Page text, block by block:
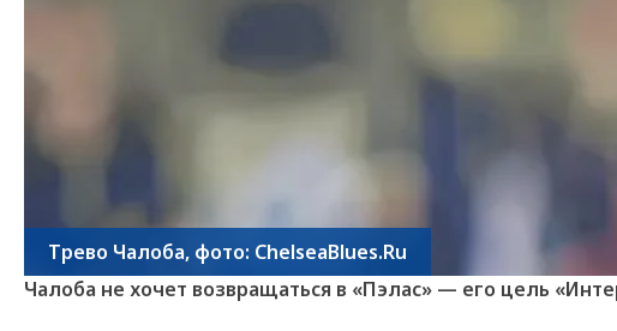
Трево Чалоба, фото: ChelseaBlues.Ru
Чалоба не хочет возвращаться в «Пэлас» — его цель